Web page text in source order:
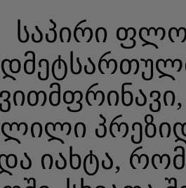
საპირი
და იახტა,